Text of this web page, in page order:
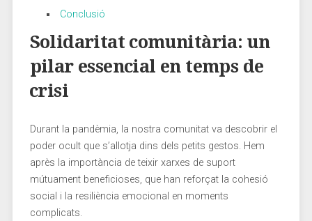
Conclusió
Solidaritat comunitària: un
pilar essencial en temps de
⁣crisi
Durant la ‌pandèmia, ⁣la nostra comunitat va descobrir el
poder ocult que ⁢s’allotja dins ⁢dels⁤ petits gestos. Hem
après la importància de teixir xarxes de ​suport
mútuament ⁤beneficioses, ​que han reforçat la cohesió
social ‍i⁤ la resiliència emocional en ‌moments
complicats.